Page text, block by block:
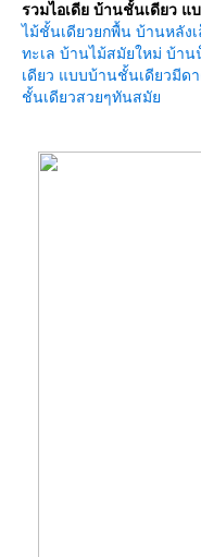
รวมไอเดีย บ้านชั้นเดียว
ไม้ชั้นเดียวยกพื้น บ้านหลัง
ทะเล บ้านไม้สมัยใหม่ บ้าน
เดียว บบบ้านชั้นเดียวมีด
ชั้นเดียวสวยๆทันสมั